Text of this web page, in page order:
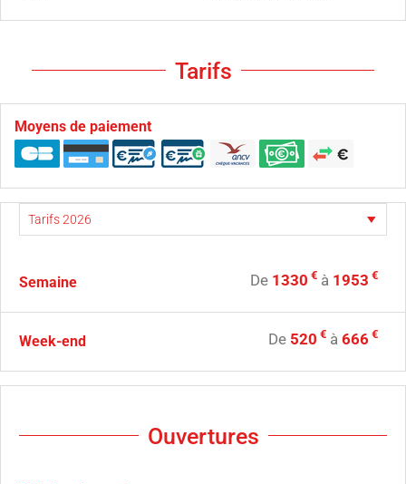
Tarifs
Moyens de paiement
Semaine De 1330 € à 1953 €
Week-end De 520 € à 666 €
Ouvertures